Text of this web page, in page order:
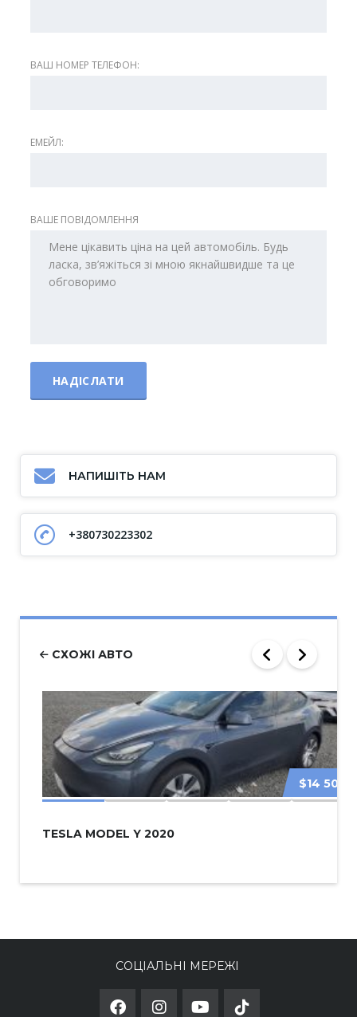
ВАШ НОМЕР ТЕЛЕФОН:
ЕМЕЙЛ:
ВАШЕ ПОВІДОМЛЕННЯ
НАПИШІТЬ НАМ
+380730223302
СХОЖІ АВТО
$14 500
TESLA MODEL Y 2020
СОЦІАЛЬНІ МЕРЕЖІ